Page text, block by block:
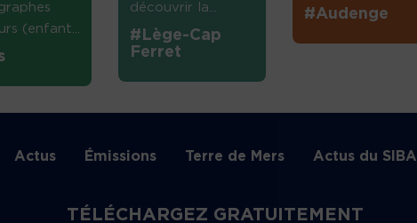
(enfant...
découvrir la...
#Lège-Cap
Ferret
#Audenge
Actus Émissions Terre de Mers Actus du SIBA
TÉLÉCHARGEZ GRATUITEMENT